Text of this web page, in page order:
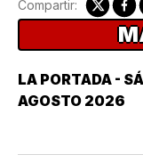
Compartir:
LA PORTADA -
AGOSTO 2026